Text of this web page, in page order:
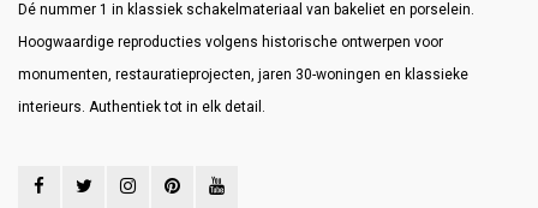
Dé nummer 1 in klassiek schakelmateriaal van bakeliet en porselein.
Hoogwaardige reproducties volgens historische ontwerpen voor
monumenten, restauratieprojecten, jaren 30-woningen en klassieke
interieurs. Authentiek tot in elk detail.